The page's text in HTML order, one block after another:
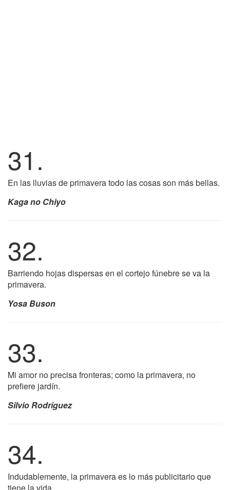
31.
En las lluvias de primavera todo las cosas son más bellas.
Kaga no Chiyo
32.
Barriendo hojas dispersas en el cortejo fúnebre se va la
primavera.
Yosa Buson
33.
Mi amor no precisa fronteras; como la primavera, no
prefiere jardín.
Silvio Rodríguez
34.
Indudablemente, la primavera es lo más publicitario que